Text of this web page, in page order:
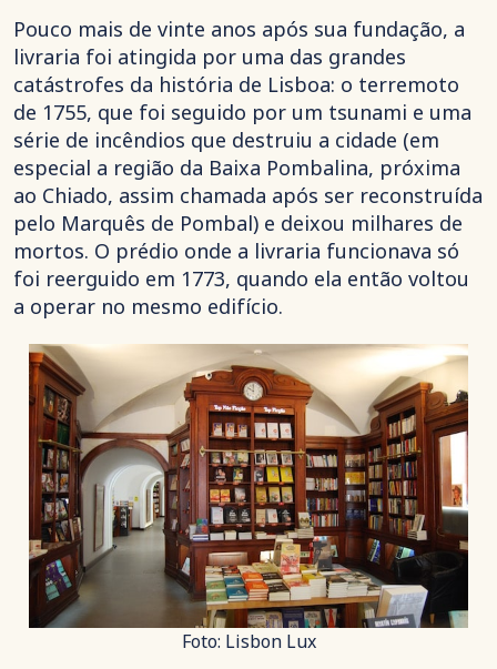
Pouco mais de vinte anos após sua fundação, a
livraria foi atingida por uma das grandes
catástrofes da história de Lisboa: o terremoto
de 1755, que foi seguido por um tsunami e uma
série de incêndios que destruiu a cidade (em
especial a região da Baixa Pombalina, próxima
ao Chiado, assim chamada após ser reconstruída
pelo Marquês de Pombal) e deixou milhares de
mortos. O prédio onde a livraria funcionava só
foi reerguido em 1773, quando ela então voltou
a operar no mesmo edifício.
Foto: Lisbon Lux